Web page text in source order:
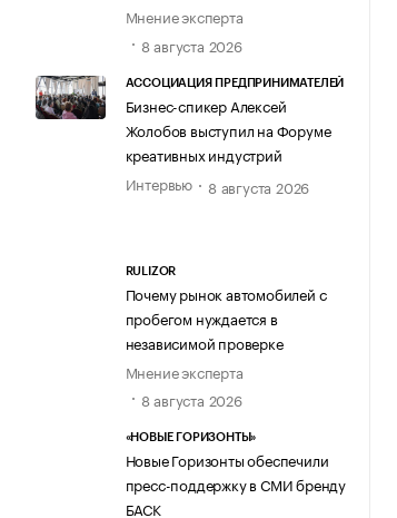
Мнение эксперта
8 августа 2026
АССОЦИАЦИЯ ПРЕДПРИНИМАТЕЛЕЙ
Бизнес-спикер Алексей
Жолобов выступил на Форуме
креативных индустрий
Интервью
8 августа 2026
RULIZOR
Почему рынок автомобилей с
пробегом нуждается в
независимой проверке
Мнение эксперта
8 августа 2026
«НОВЫЕ ГОРИЗОНТЫ»
Новые Горизонты обеспечили
пресс-поддержку в СМИ бренду
БАСК